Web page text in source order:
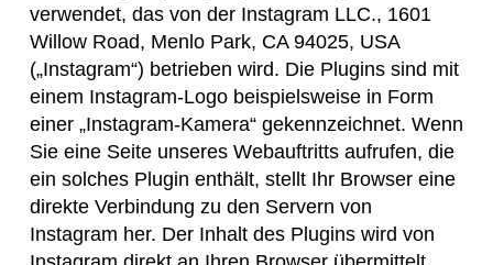
verwendet, das von der Instagram LLC., 1601
Willow Road, Menlo Park, CA 94025, USA
(„Instagram“) betrieben wird. Die Plugins sind mit
einem Instagram-Logo beispielsweise in Form
einer „Instagram-Kamera“ gekennzeichnet. Wenn
Sie eine Seite unseres Webauftritts aufrufen, die
ein solches Plugin enthält, stellt Ihr Browser eine
direkte Verbindung zu den Servern von
Instagram her. Der Inhalt des Plugins wird von